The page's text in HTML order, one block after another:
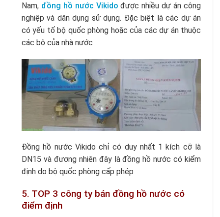
Nam, đồng hồ nước Vikido được nhiều dự án công
nghiệp và dân dụng sử dụng. Đặc biệt là các dự án
có yếu tố bộ quốc phòng hoặc của các dự án thuộc
các bộ của nhà nước
Đồng hồ nước Vikido chỉ có duy nhất 1 kích cỡ là
DN15 và đương nhiên đây là đồng hồ nước có kiểm
định do bộ quốc phòng cấp phép
5. TOP 3 công ty bán đồng hồ nước có
điểm định